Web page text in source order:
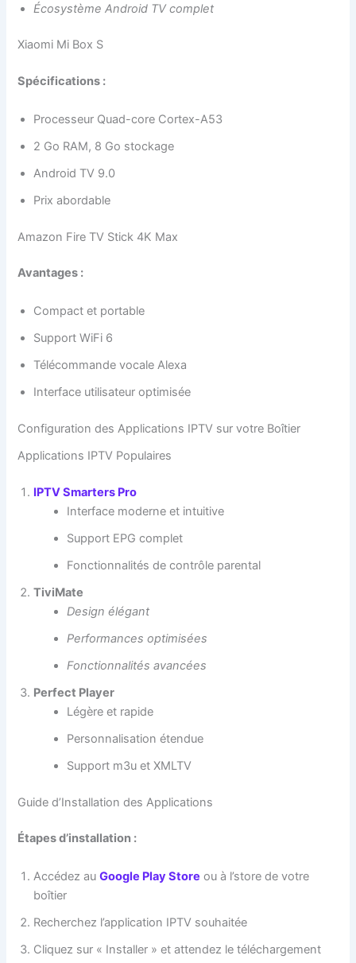
Écosystème Android TV complet
Xiaomi Mi Box S
Spécifications :
Processeur Quad-core Cortex-A53
2 Go RAM, 8 Go stockage
Android TV 9.0
Prix abordable
Amazon Fire TV Stick 4K Max
Avantages :
Compact et portable
Support WiFi 6
Télécommande vocale Alexa
Interface utilisateur optimisée
Configuration des Applications IPTV sur votre Boîtier
Applications IPTV Populaires
IPTV Smarters Pro
Interface moderne et intuitive
Support EPG complet
Fonctionnalités de contrôle parental
TiviMate
Design élégant
Performances optimisées
Fonctionnalités avancées
Perfect Player
Légère et rapide
Personnalisation étendue
Support m3u et XMLTV
Guide d’Installation des Applications
Étapes d’installation :
Accédez auGoogle Play Store ou à l’store de votre
boîtier
Recherchez l’application IPTV souhaitée
Cliquez sur « Installer » et attendez le téléchargement